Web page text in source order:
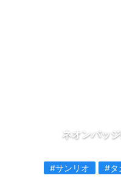
ネオンバッ
#サンリオ #タ